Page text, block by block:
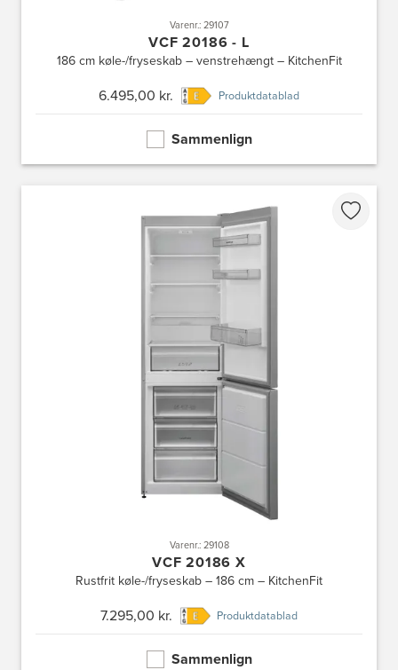
Varenr.: 29107
VCF 20186 - L
186 cm køle-/fryseskab – venstrehængt – KitchenFit
6.495,00 kr. Produktdatablad
Sammenlign
Varenr.: 29108
VCF 20186 X
Rustfrit køle-/fryseskab – 186 cm – KitchenFit
7.295,00 kr. Produktdatablad
Sammenlign